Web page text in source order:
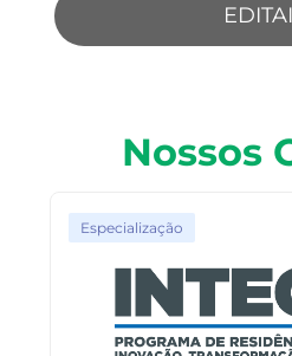
Nossos
Especialização